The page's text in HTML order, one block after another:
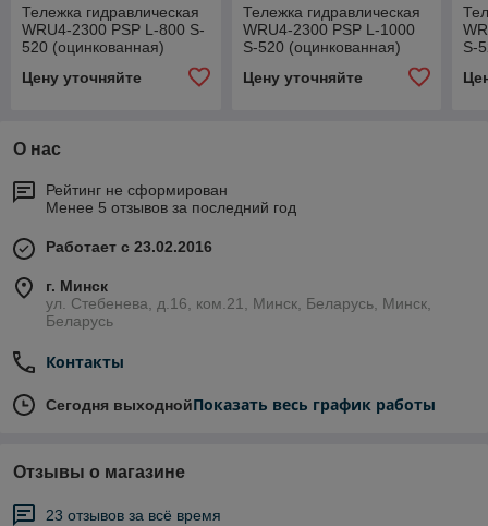
Тележка гидравлическая
WRU4-2300 PSP L-800 S-
520 (оцинкованная)
Цену уточняйте
Тележка гидравлическая
WRU4-2300 PSP L-1000
S-520 (оцинкованная)
Цену уточняйте
S-
О нас
Рейтинг не сформирован
Менее 5 отзывов за последний год
Работает с 23.02.2016
г. Минск
ул. Стебенева, д.16, ком.21, Минск, Беларусь, Минск,
Беларусь
Контакты
Сегодня выходнойПоказать весь график работы
Отзывы о магазине
23 отзывов за всё время